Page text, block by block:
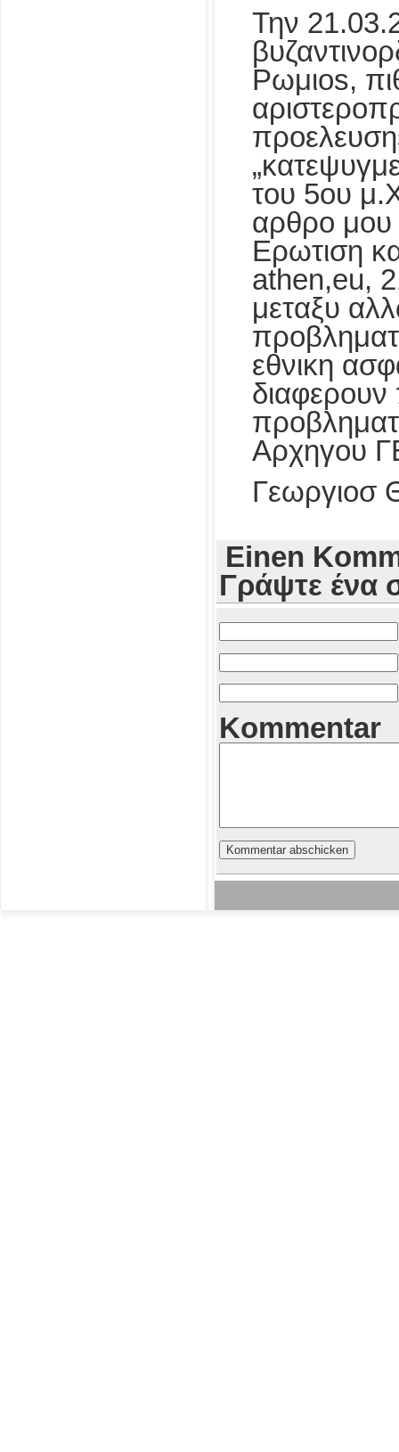
Την
Ρωμιοs,
του 5ου
αρθρο μου
Ερωτιση
athen,eu,
μεταξυ
εθνικη
Αρχηγου
Γεωργιοσ
Einen
Γράψτε ένα
Kommentar